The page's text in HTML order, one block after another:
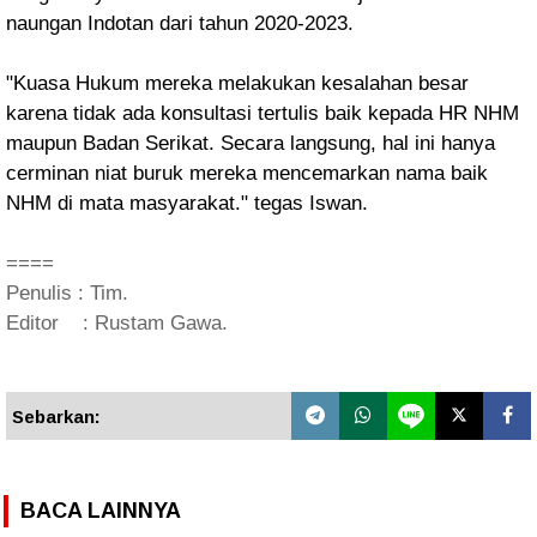
naungan Indotan dari tahun 2020-2023.
"Kuasa Hukum mereka melakukan kesalahan besar
karena tidak ada konsultasi tertulis baik kepada HR NHM
maupun Badan Serikat. Secara langsung, hal ini hanya
cerminan niat buruk mereka mencemarkan nama baik
NHM di mata masyarakat." tegas Iswan.
====
Penulis : Tim.
Editor : Rustam Gawa.
Sebarkan:
BACA LAINNYA